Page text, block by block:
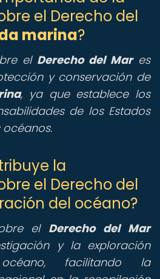
el Derecho del
marina?
el Derecho del Mares
y conservación de
, ya que establece los
de los Estados
la
el Derecho del
del océano?
el Derecho del Mar
y la exploración
facilitando la